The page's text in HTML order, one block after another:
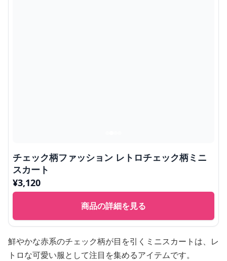
チェック柄ファッション レトロチェック柄ミニ
スカート
¥3,120
商品の詳細を見る
鮮やかな赤系のチェック柄が目を引くミニスカートは、レ
トロな可愛い服として注目を集めるアイテムです。